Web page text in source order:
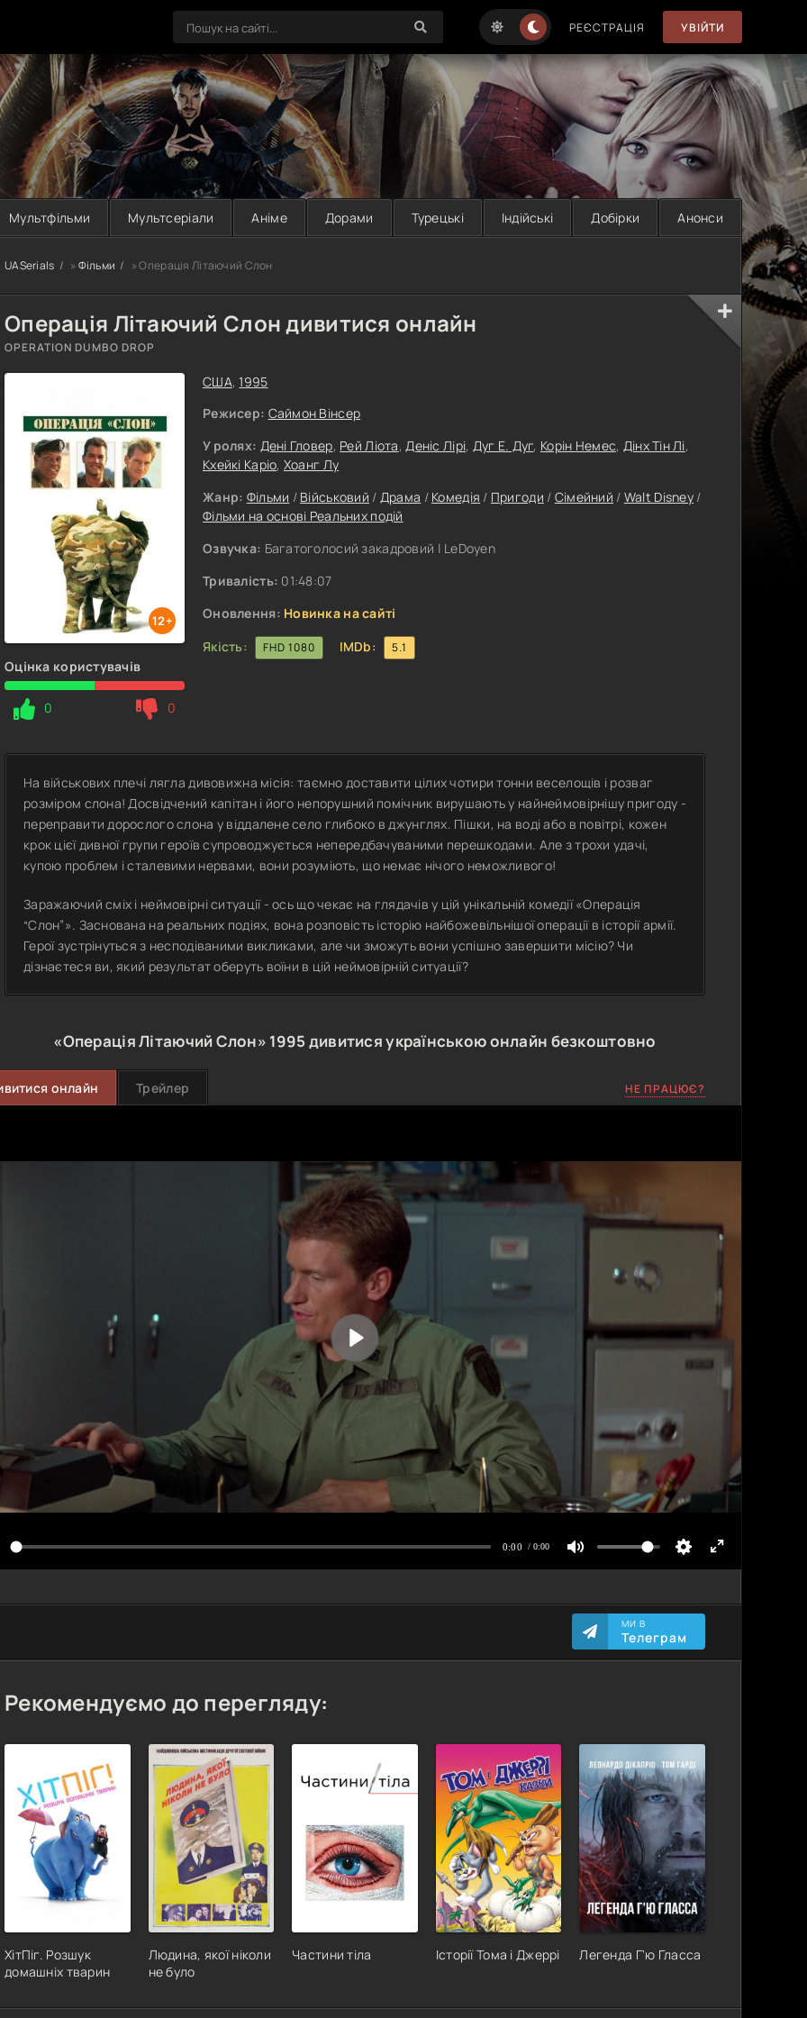
РЕЄСТРАЦІЯ УВІЙТИ
Мультфільми Мультсеріали Аніме Дорами Турецькі Індійські Добірки Анонси
UASerials » Фільми » Операція Літаючий Слон
Операція Літаючий Слон дивитися онлайн
OPERATION DUMBO DROP
12+
Оцінка користувачів
0 0
США,1995
Режисер: Саймон Вінсер
У ролях: Дені Гловер, Рей Ліота,Деніс Лірі, Дуг Е. Дуг, Корін Немес, Дінх Тін Лі,
Кхейкі Каріо, Хоанг Лу
Жанр: Фільми / Військовий / Драма / Комедія / Пригоди / Сімейний / Walt Disney/
Фільми на основі Реальних подій
Озвучка: Багатоголосий закадровий | LeDoyen
Тривалість: 01:48:07
Оновлення: Новинка на сайті
Якість:
FHD 1080 IMDb: 5.1
На військових плечі лягла дивовижна місія: таємно доставити цілих чотири тонни веселощів і розваг
розміром слона! Досвідчений капітан і його непорушний помічник вирушають у найнеймовірнішу пригоду -
переправити дорослого слона у віддалене село глибоко в джунглях. Пішки, на воді або в повітрі, кожен
крок цієї дивної групи героїв супроводжується непередбачуваними перешкодами. Але з трохи удачі,
купою проблем і сталевими нервами, вони розуміють, що немає нічого неможливого!
Заражаючий сміх і неймовірні ситуації - ось що чекає на глядачів у цій унікальній комедії «Операція
“Слон”». Заснована на реальних подіях, вона розповість історію найбожевільнішої операції в історії армії.
Герої зустрінуться з несподіваними викликами, але чи зможуть вони успішно завершити місію? Чи
дізнаєтеся ви, який результат оберуть воїни в цій неймовірній ситуації?
«Операція Літаючий Слон» 1995 дивитися українською онлайн безкоштовно
онлайн Трейлер НЕ ПРАЦЮЄ?
МИ В
Телеграм
Рекомендуємо до перегляду:
ХітПіг. Розшук
домашніх тварин
Людина, якої ніколи
не було
Частини тіла Історії Тома і Джеррі Легенда Г'ю Гласса